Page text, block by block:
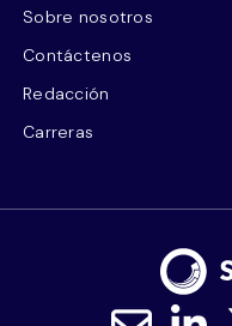
Sobre nosotros
Contáctenos
Redacción
Carreras